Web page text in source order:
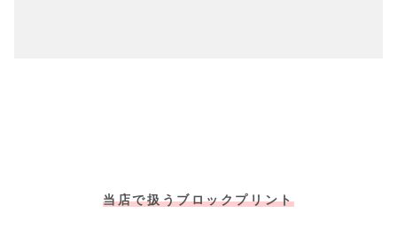
当店で扱うブロックプリント